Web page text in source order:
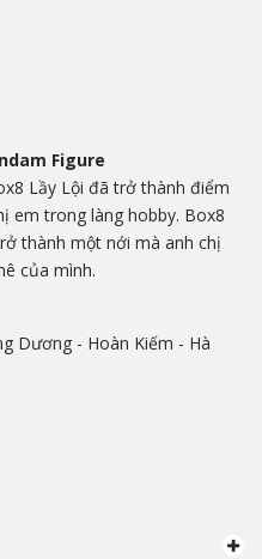
Figure
Lầy Lội đã trở thành điểm
em trong làng hobby. Box8
thành một nới mà anh chị
của mình.
Dương - Hoàn Kiếm - Hà